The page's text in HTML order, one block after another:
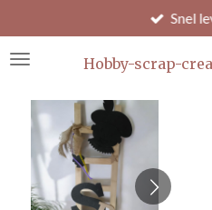
direct
naar
hoofdinhoud
Hobby-scrap-
Snel